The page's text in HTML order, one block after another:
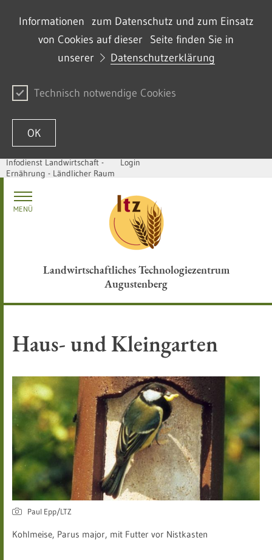
Informationen zum Datenschutz und zum Einsatz
von Cookies auf dieser Seite finden Sie in
unserer
Datenschutzerklärung
Technisch notwendige Cookies
OK
Passer au contenu
Infodienst Landwirtschaft -
Ernährung - Ländlicher Raum
Login
Landwirtschaftliches Technologiezentrum
Augustenberg
MENÜ
Haus- und Kleingarten
Paul Epp/LTZ
Kohlmeise, Parus major, mit Futter vor Nistkasten